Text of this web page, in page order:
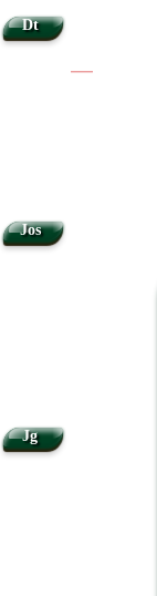
Dt
Jos
Jg
|
|